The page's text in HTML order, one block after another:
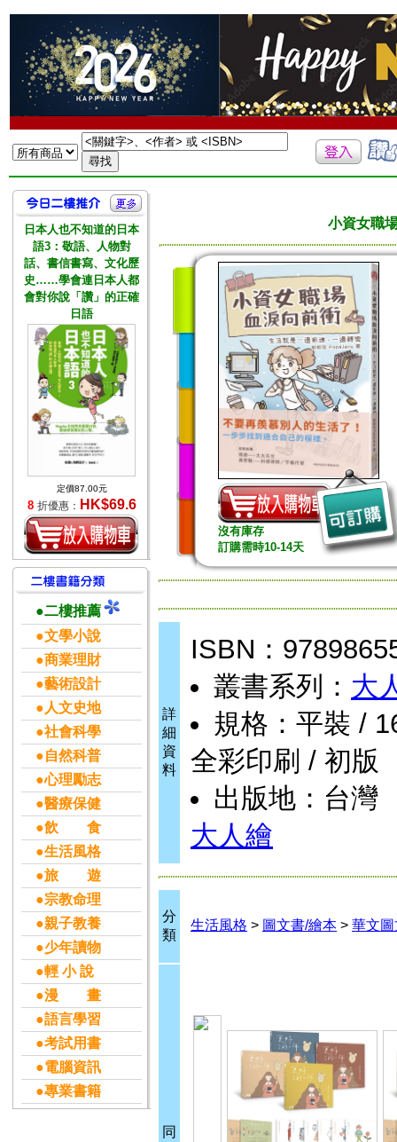
日本人也不知道的日本
語3：敬語、人物對
話、書信書寫、文化歷
史……學會連日本人都
會對你說「讚」的正確
日語
定價87.00元
8 折優惠： HK$69.6
●二樓推薦
●文學小說
●商業理財
●藝術設計
●人文史地
●社會科學
●自然科普
●心理勵志
●醫療保健
●飲 食
●生活風格
●旅 遊
●宗教命理
●親子教養
●少年讀物
●輕 小 說
●漫 畫
●語言學習
●考試用書
●電腦資訊
●專業書籍
小資女職
沒有庫存
訂購需時10-14天
詳
細
資
料
ISBN：
叢書系列： 大
規格：平裝 /
全彩印刷 / 初版
出版地：台灣
大人繪
分
類
生活風格 > 圖文書/繪本 > 華文
同